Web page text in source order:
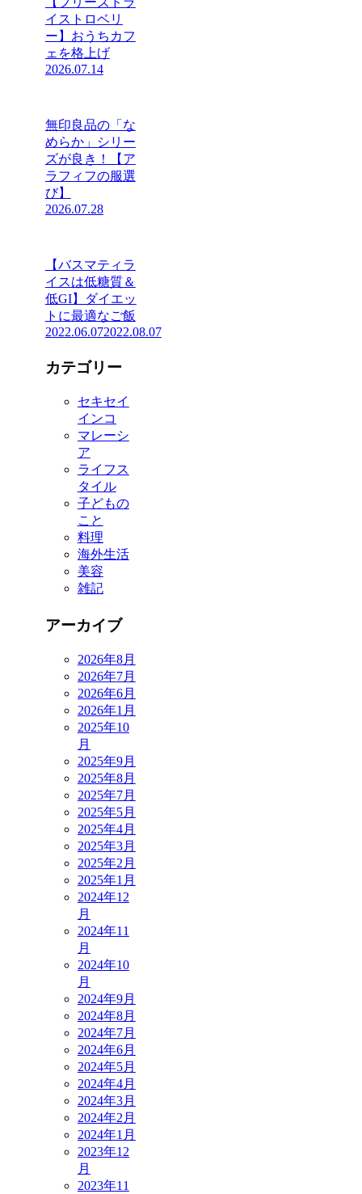
イストロベリ
ー】おうちカフ
ェを格上げ
2026.07.14
無印良品の「な
めらか」シリー
ズが良き！【ア
ラフィフの服選
び】
2026.07.28
【バスマティラ
イスは低糖質＆
低GI】ダイエッ
トに最適なご飯
2022.06.072022.08.07
カテゴリー
セキセイ
インコ
マレーシ
ア
ライフス
タイル
子どもの
こと
料理
海外生活
美容
雑記
アーカイブ
2026年8月
2026年7月
2026年6月
2026年1月
2025年10
月
2025年9月
2025年8月
2025年7月
2025年5月
2025年4月
2025年3月
2025年2月
2025年1月
2024年12
月
2024年11
月
2024年10
月
2024年9月
2024年8月
2024年7月
2024年6月
2024年5月
2024年4月
2024年3月
2024年2月
2024年1月
2023年12
月
2023年11